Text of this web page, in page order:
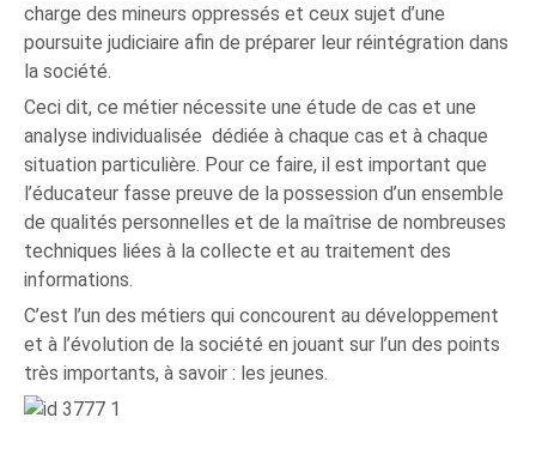
charge des mineurs oppressés et ceux sujet d’une
poursuite judiciaire afin de préparer leur réintégration dans
la société.
Ceci dit, ce métier nécessite une étude de cas et une
analyse individualisée dédiée à chaque cas et à chaque
situation particulière. Pour ce faire, il est important que
l’éducateur fasse preuve de la possession d’un ensemble
de qualités personnelles et de la maîtrise de nombreuses
techniques liées à la collecte et au traitement des
informations.
C’est l’un des métiers qui concourent au développement
et à l’évolution de la société en jouant sur l’un des points
très importants, à savoir : les jeunes.